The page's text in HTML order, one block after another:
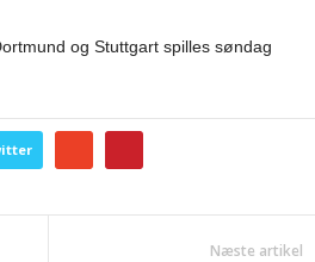
og Stuttgart spilles søndag
Næste artikel